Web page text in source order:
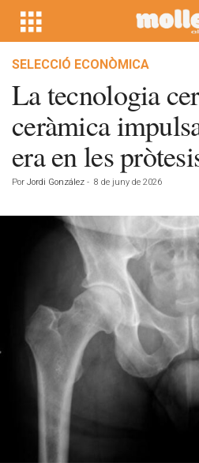
SELECCIÓ ECONÒMICA
La tecnologia
ceràmica
era en les
Por Jordi González - 8 de juny de 2026